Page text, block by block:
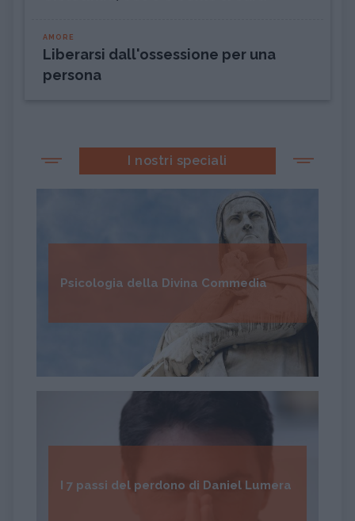
AMORE
Liberarsi dall'ossessione per una
persona
I nostri speciali
Psicologia della Divina Commedia
I 7 passi del perdono di Daniel Lumera